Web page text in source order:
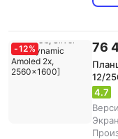
-12% 76
12/
4.7